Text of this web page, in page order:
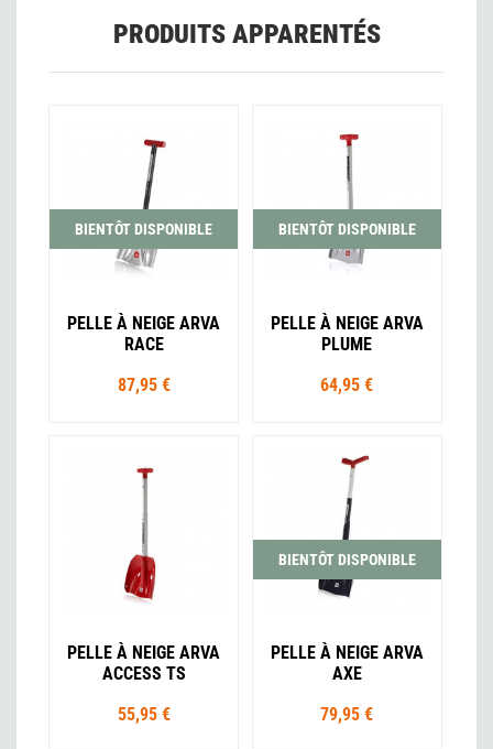
PRODUITS APPARENTÉS
BIENTÔT DISPONIBLE
PELLE À NEIGE ARVA
RACE
87,95 €
BIENTÔT DISPONIBLE
PELLE À NEIGE ARVA
PLUME
64,95 €
PELLE À NEIGE ARVA
ACCESS TS
55,95 €
BIENTÔT DISPONIBLE
PELLE À NEIGE ARVA
AXE
79,95 €